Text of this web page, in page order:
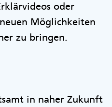
oder
Möglichkeiten
zu bringen.
in naher Zukunft